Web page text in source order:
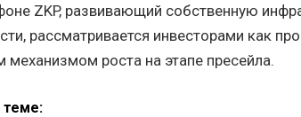
ZKP, развивающий собственную
рассматривается инвесторами как
механизмом роста на этапе пресейла.
теме: